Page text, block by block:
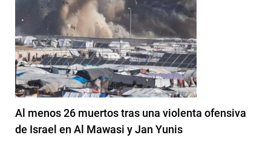
Al menos 26 muertos tras una violenta ofensiva
de Israel en Al Mawasi y Jan Yunis